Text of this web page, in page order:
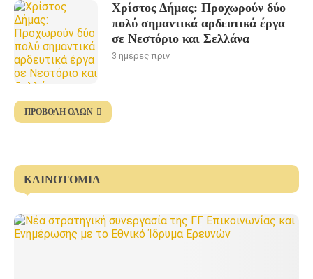
Χρίστος Δήμας: Προχωρoύν δύο
πολύ σημαντικά αρδευτικά έργα
σε Νεστόριο και Σελλάνα
3 ημέρες πριν
ΠΡΟΒΟΛΉ ΌΛΩΝ
ΚΑΙΝΟΤΟΜΊΑ